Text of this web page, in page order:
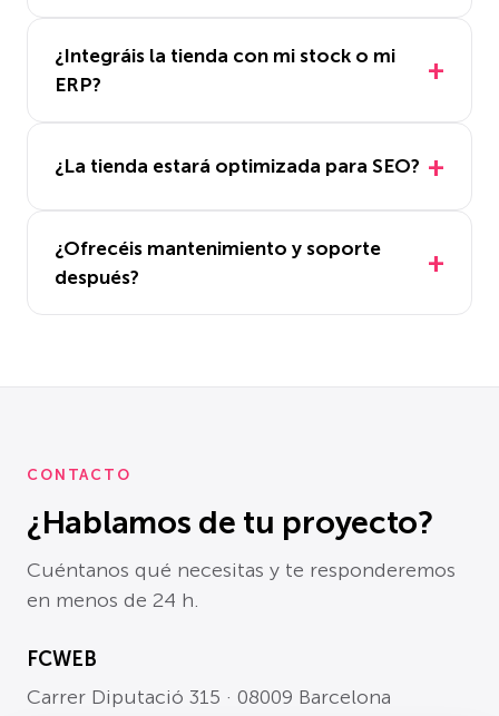
¿Integráis la tienda con mi stock o mi
ERP?
¿La tienda estará optimizada para SEO?
¿Ofrecéis mantenimiento y soporte
después?
CONTACTO
¿Hablamos de tu proyecto?
Cuéntanos qué necesitas y te responderemos
en menos de 24 h.
FCWEB
Carrer Diputació 315 · 08009 Barcelona